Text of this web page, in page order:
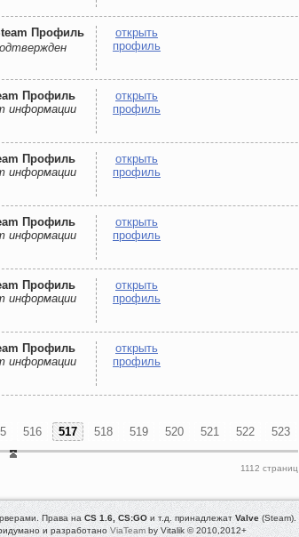
Профиль
открыть
профиль
Профиль
информации
открыть
профиль
Профиль
информации
открыть
профиль
Профиль
информации
открыть
профиль
Профиль
информации
открыть
профиль
Профиль
информации
открыть
профиль
516 517 518 519 520 521 522 523
1112 страниц
Права наCS 1.6, CS:GOи т.д. принадлежатValve(Steam).
и разработано ViaTeamby Vitalik © 2010,2012+